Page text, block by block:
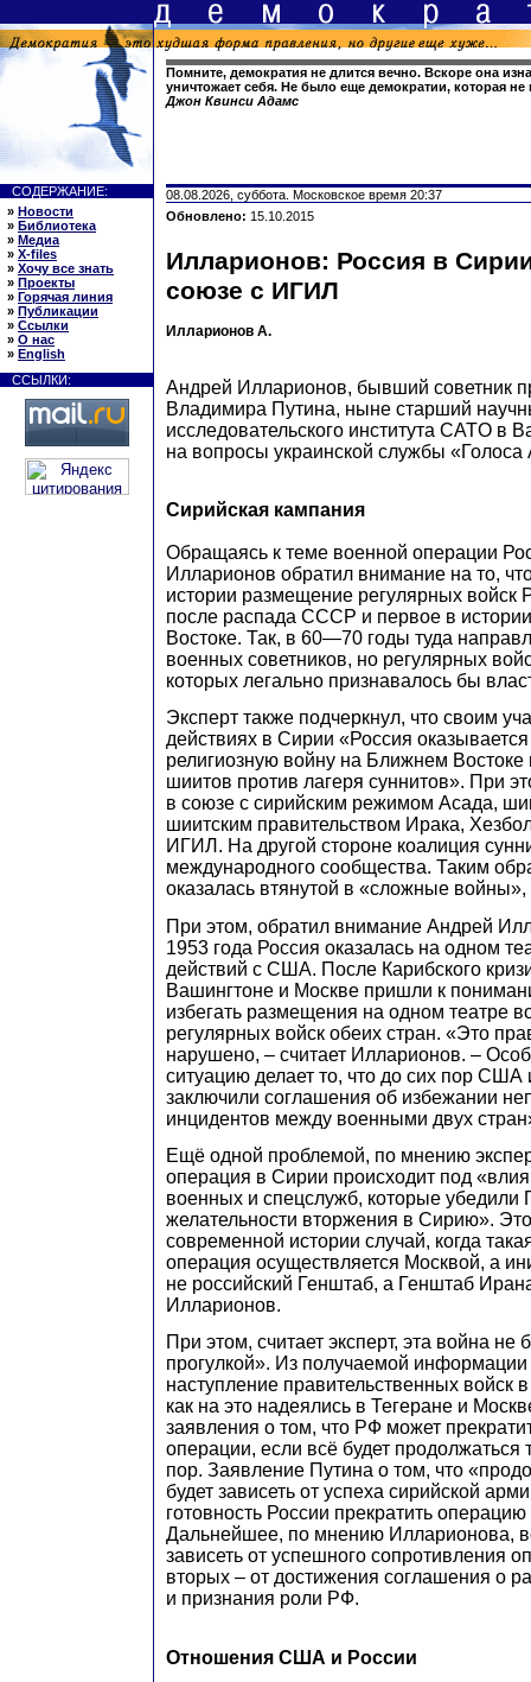
Помните, демократия не длится вечно. Вскоре она
уничтожает себя. Не было еще демократии, которая
Джон Квинси Адамс
СОДЕРЖАНИЕ:
» Новости
» Библиотека
» Медиа
» X-files
» Хочу все знать
» Проекты
» Горячая линия
» Публикации
» Ссылки
» О нас
» English
ССЫЛКИ:
08.08.2026, суббота. Московское время 20:37
Обновлено: 15.10.2015
Илларионов: Россия в
союзе с ИГИЛ
Илларионов А.
Андрей Илларионов, бывший советник
Владимира Путина, ныне старший
исследовательского института CATO в
на вопросы украинской службы «Голоса
Сирийская кампания
Обращаясь к теме военной операции
Илларионов обратил внимание на то,
истории размещение регулярных войск
после распада СССР и первое в
Востоке. Так, в 60—70 годы туда
военных советников, но регулярных
которых легально признавалось бы
Эксперт также подчеркнул, что своим
действиях в Сирии «Россия
религиозную войну на Ближнем Востоке
шиитов против лагеря суннитов». При
в союзе с сирийским режимом Асада,
шиитским правительством Ирака,
ИГИЛ. На другой стороне коалиция
международного сообщества. Таким
оказалась втянутой в «сложные войны»,
При этом, обратил внимание Андрей
1953 года Россия оказалась на одном
действий с США. После Карибского
Вашингтоне и Москве пришли к
избегать размещения на одном театре
регулярных войск обеих стран. «Это
нарушено, – считает Илларионов. –
ситуацию делает то, что до сих пор США
заключили соглашения об избежании
инцидентов между военными двух
Ещё одной проблемой, по мнению
операция в Сирии происходит под
военных и спецслужб, которые убедили
желательности вторжения в Сирию».
современной истории случай, когда
операция осуществляется Москвой, а
не российский Генштаб, а Генштаб
Илларионов.
При этом, считает эксперт, эта война не
прогулкой». Из получаемой информации
наступление правительственных войск
как на это надеялись в Тегеране и
заявления о том, что РФ может
операции, если всё будет продолжаться
пор. Заявление Путина о том, что
будет зависеть от успеха сирийской
готовность России прекратить
Дальнейшее, по мнению Илларионова,
зависеть от успешного сопротивления
вторых – от достижения соглашения о
и признания роли РФ.
Отношения США и России